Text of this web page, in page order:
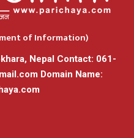
of Information)
Nepal Contact: 061-
Domain Name: